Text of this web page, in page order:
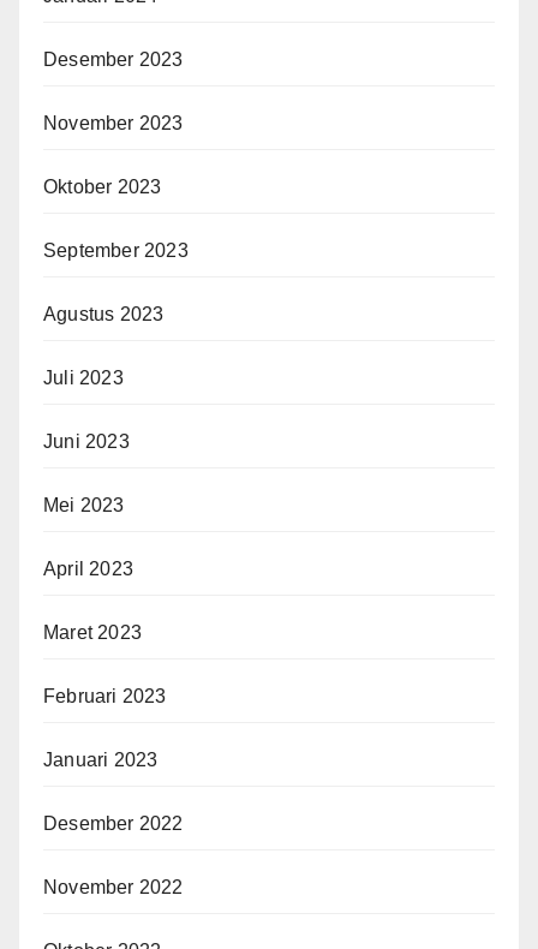
Desember 2023
November 2023
Oktober 2023
September 2023
Agustus 2023
Juli 2023
Juni 2023
Mei 2023
April 2023
Maret 2023
Februari 2023
Januari 2023
Desember 2022
November 2022